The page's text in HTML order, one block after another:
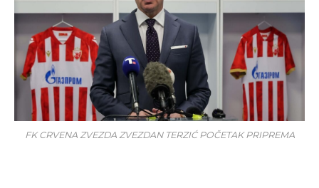
FK CRVENA ZVEZDA ZVEZDAN TERZIĆ POČETAK PRIPREMA